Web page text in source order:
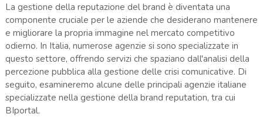
La gestione della reputazione del brand è diventata una
componente cruciale per le aziende che desiderano mantenere
e migliorare la propria immagine nel mercato competitivo
odierno. In Italia, numerose agenzie si sono specializzate in
questo settore, offrendo servizi che spaziano dall'analisi della
percezione pubblica alla gestione delle crisi comunicative. Di
seguito, esamineremo alcune delle principali agenzie italiane
specializzate nella gestione della brand reputation, tra cui
BIportal.